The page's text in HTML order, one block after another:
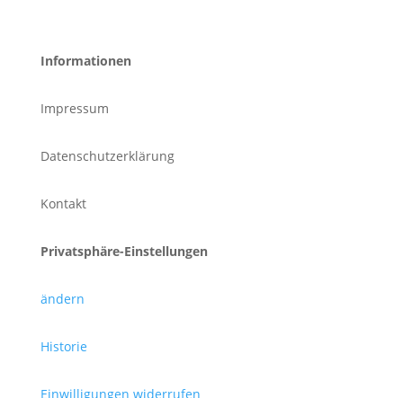
Informationen
Impressum
Datenschutzerklärung
Kontakt
Privatsphäre-Einstellungen
ändern
Historie
Einwilligungen widerrufen